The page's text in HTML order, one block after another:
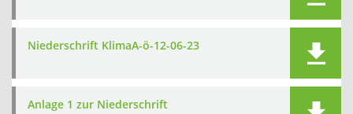
Niederschrift KlimaA-ö-12-06-23
Anlage 1 zur Niederschrift